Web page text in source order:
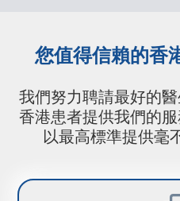
您值得信賴的香
我們努力聘請最好的
香港患者提供我們的
以最高標準提供毫